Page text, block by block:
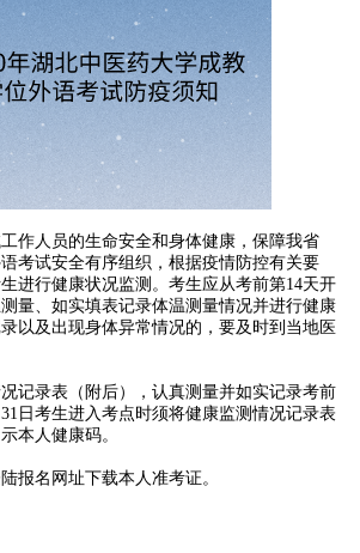
作人员的生命安全和身体健康，保障我省
考试安全有序组织，根据疫情防控有关要
进行健康状况监测。考生应从考前第14天开
量、如实填表记录体温测量情况并进行健康
以及出现身体异常情况的，要及时到当地医
记录表（附后），认真测量并如实记录考前
日考生进入考点时须将健康监测情况记录表
本人健康码。
报名网址下载本人准考证。